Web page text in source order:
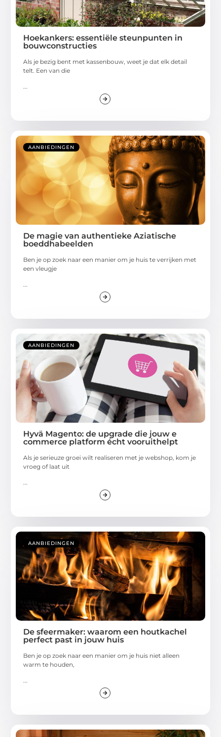
Hoekankers: essentiële steunpunten in
bouwconstructies
Als je bezig bent met kassenbouw, weet je dat elk detail
telt. Een van die
...
AANBIEDINGEN
De magie van authentieke Aziatische
boeddhabeelden
Ben je op zoek naar een manier om je huis te verrijken met
een vleugje
...
AANBIEDINGEN
Hyvä Magento: de upgrade die jouw e
commerce platform écht vooruithelpt
Als je serieuze groei wilt realiseren met je webshop, kom je
vroeg of laat uit
...
AANBIEDINGEN
De sfeermaker: waarom een houtkachel
perfect past in jouw huis
Ben je op zoek naar een manier om je huis niet alleen
warm te houden,
...